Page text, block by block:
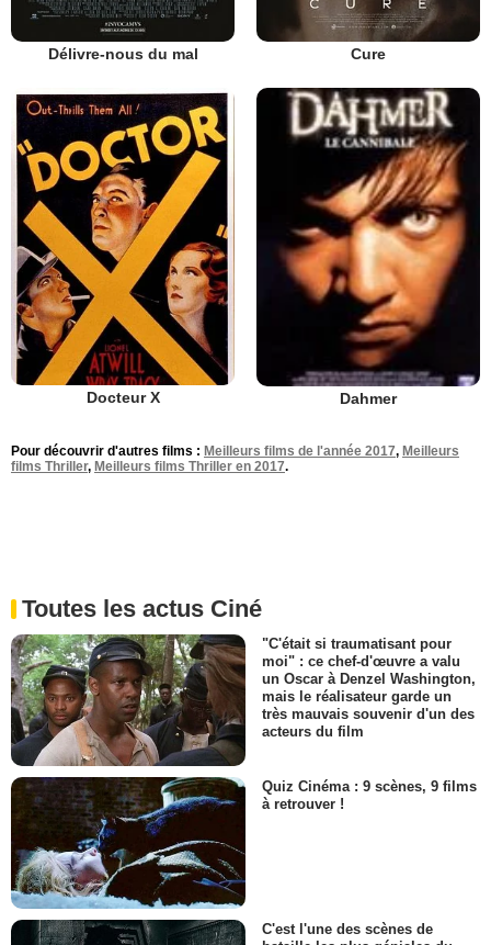
Délivre-nous du mal Cure
Docteur X Dahmer
Pour découvrir d'autres films : Meilleurs films de l'année 2017, Meilleurs
films Thriller, Meilleurs films Thriller en 2017.
Toutes les actus Ciné
"C'était si traumatisant pour
moi" : ce chef-d'œuvre a valu
un Oscar à Denzel Washington,
mais le réalisateur garde un
très mauvais souvenir d'un des
acteurs du film
Quiz Cinéma : 9 scènes, 9 films
à retrouver !
C'est l'une des scènes de